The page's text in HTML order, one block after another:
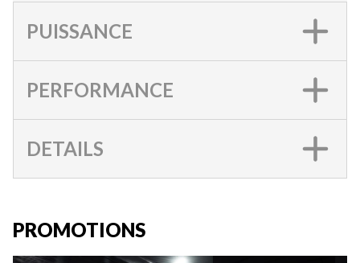
PUISSANCE
PERFORMANCE
DETAILS
PROMOTIONS